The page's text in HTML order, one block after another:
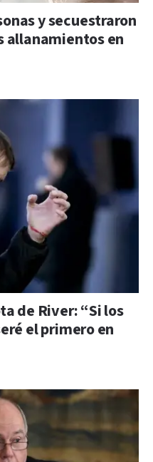
y secuestraron
allanamientos en
de River: “Si los
el primero en